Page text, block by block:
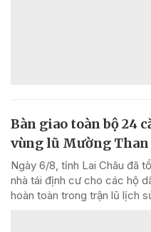
Bàn giao toàn bộ 24
vùng lũ Mường Than
Ngày 6/8, tỉnh Lai Châu đã
nhà tái định cư cho các hộ
hoàn toàn trong trận lũ lịch